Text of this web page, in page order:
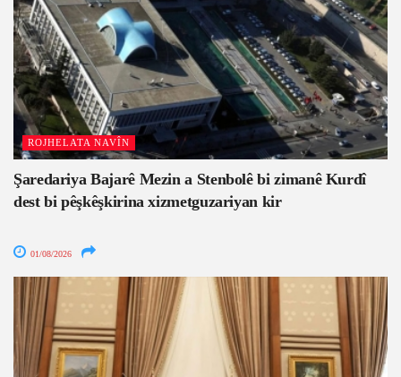
ROJHELATA NAVÎN
Şaredariya Bajarê Mezin a Stenbolê bi zimanê Kurdî
dest bi pêşkêşkirina xizmetguzariyan kir
01/08/2026